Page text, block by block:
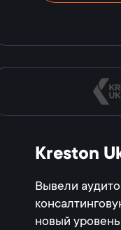
Kreston
Вывели
новый уровень